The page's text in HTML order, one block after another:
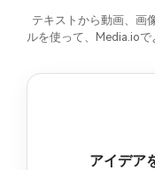
テキストから動画、画
ルを使って、Media.io
アイデア